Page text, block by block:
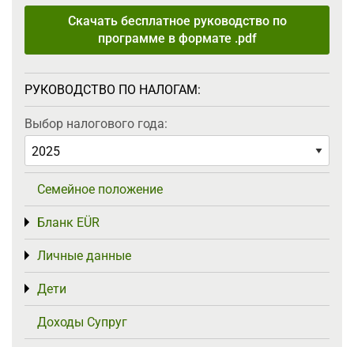
Скачать бесплатное руководство по
программе в формате .pdf
РУКОВОДСТВО ПО НАЛОГАМ:
Выбор налогового года:
Семейное положение
Бланк EÜR
Toggle menu
Личные данные
Toggle menu
Дети
Toggle menu
Доходы Супруг